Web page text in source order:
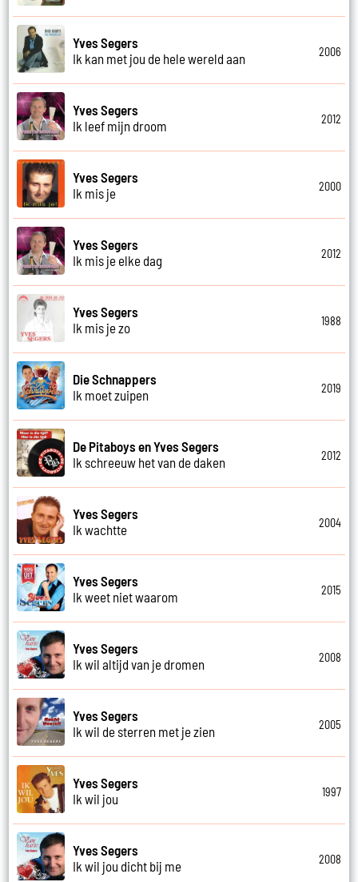
Yves Segers
Ik kan met jou de hele wereld aan
2006
Yves Segers
Ik leef mijn droom
2012
Yves Segers
Ik mis je
2000
Yves Segers
Ik mis je elke dag
2012
Yves Segers
Ik mis je zo
1988
Die Schnappers
Ik moet zuipen
2019
De Pitaboys en Yves Segers
Ik schreeuw het van de daken
2012
Yves Segers
Ik wachtte
2004
Yves Segers
Ik weet niet waarom
2015
Yves Segers
Ik wil altijd van je dromen
2008
Yves Segers
Ik wil de sterren met je zien
2005
Yves Segers
Ik wil jou
1997
Yves Segers
Ik wil jou dicht bij me
2008